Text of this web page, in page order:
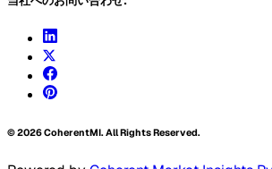
©2026CoherentMI. All Rights Reserved.